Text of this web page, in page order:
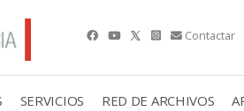
Contactar
SERVICIOS RED DE ARCHIVOS